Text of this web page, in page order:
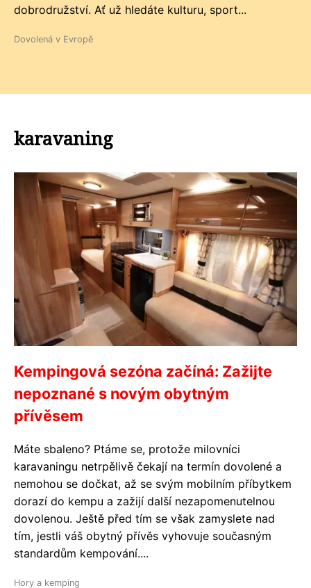
dobrodružství. Ať už hledáte kulturu, sport...
Dovolená v Evropě
karavaning
Kempingová sezóna začíná: Zažijte
nepoznané s novým obytným
přívěsem
Máte sbaleno? Ptáme se, protože milovníci
karavaningu netrpělivě čekají na termín dovolené a
nemohou se dočkat, až se svým mobilním příbytkem
dorazí do kempu a zažijí další nezapomenutelnou
dovolenou. Ještě před tím se však zamyslete nad
tím, jestli váš obytný přívěs vyhovuje současným
standardům kempování....
Hory a kemping